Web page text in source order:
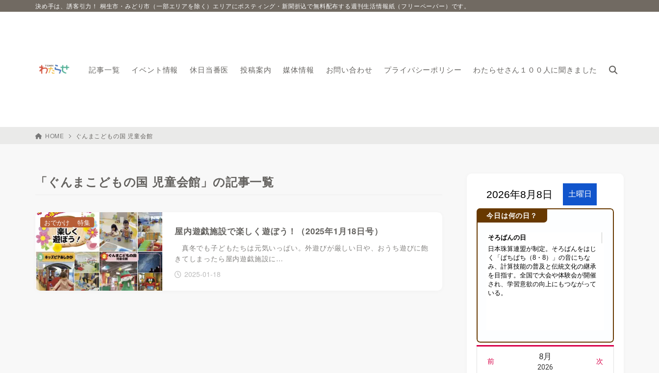
決め手は、誘客引力！ 桐生市・みどり市（一部エリアを除く）エリアにポスティング・新聞折込で無料配布する週刊生活情報紙（フリーペーパー）です。
記事一覧 イベント情報 休日当番医 投稿案内 媒体情報 お問い合わせ プライバシーポリシー わたらせさん１００人に聞きました
HOME ぐんまこどもの国 児童会館
「ぐんまこどもの国 児童会館」の記事一覧
屋内遊戯施設で楽しく遊ぼう！（2025年1月18日号）
真冬でも子どもたちは元気いっぱい。外遊びが厳しい日や、おうち遊びに飽
きてしまったら屋内遊戯施設に…
2025-01-18
おでかけ 特集
今日は何の日？